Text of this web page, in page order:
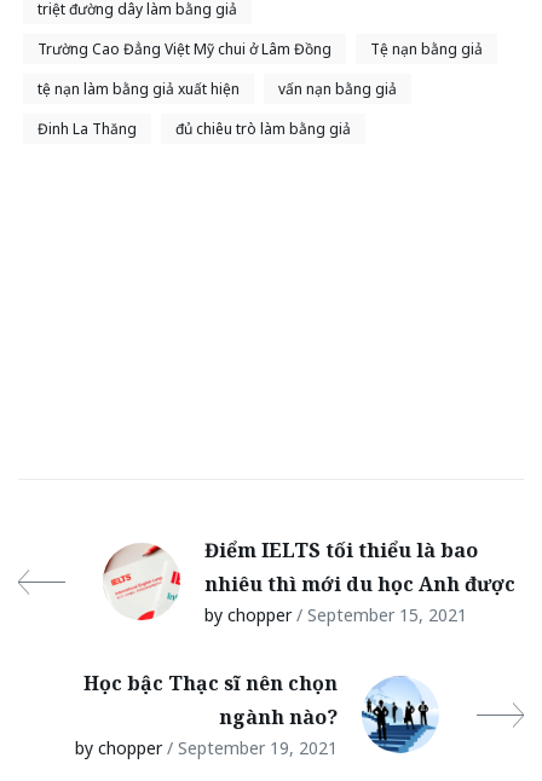
triệt đường dây làm bằng giả
Trường Cao Đẳng Việt Mỹ chui ở Lâm Đồng
Tệ nạn bằng giả
tệ nạn làm bằng giả xuất hiện
vấn nạn bằng giả
Đinh La Thăng
đủ chiêu trò làm bằng giả
Điểm IELTS tối thiểu là bao
nhiêu thì mới du học Anh được
by chopper/ September 15, 2021
Học bậc Thạc sĩ nên chọn
ngành nào?
by chopper/ September 19, 2021